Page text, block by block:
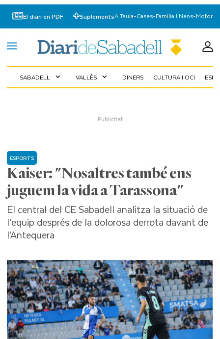
El diari en PDF SuplementsA Taula-Cases-Familia I Nens-Motor
SABADELL expand_more VALLÈS expand_more DINERS CULTURA I OCI
Kaiser: "Nosaltres també ens
juguem la vida a Tarassona"
ESPORTS
El central del CE Sabadell analitza la situació de
l’equip després de la dolorosa derrota davant de
l’Antequera